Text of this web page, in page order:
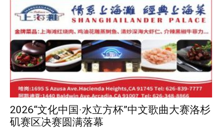
2026“文化中国·水立方杯”中文歌曲大赛洛杉
矶赛区决赛圆满落幕